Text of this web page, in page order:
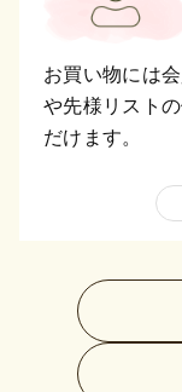
お買い物には
や先様リスト
だけます。